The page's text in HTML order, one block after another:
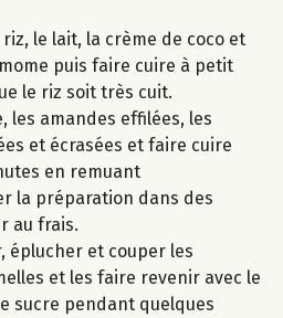
le lait, la crème de coco et
puis faire cuire à petit
le riz soit très cuit.
les amandes effilées, les
et écrasées et faire cuire
en remuant
la préparation dans des
au frais.
éplucher et couper les
et les faire revenir avec le
sucre pendant quelques